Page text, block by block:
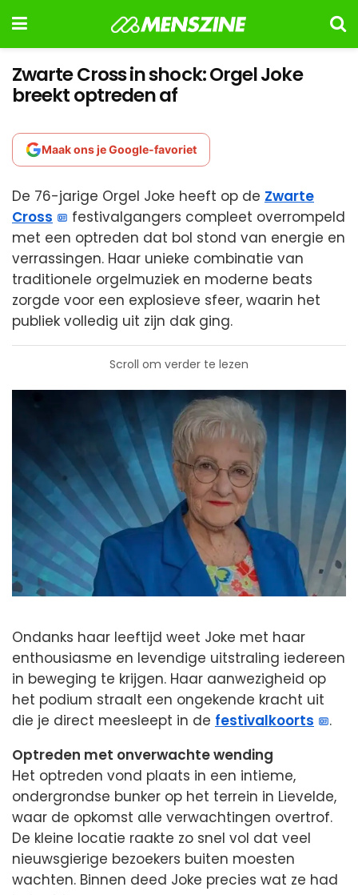
Zwarte Cross in shock: Orgel Joke
breekt optreden af
Maak ons je Google-favoriet
De 76-jarige Orgel Joke heeft op de Zwarte
Cross
festivalgangers compleet overrompeld
met een optreden dat bol stond van energie en
verrassingen. Haar unieke combinatie van
traditionele orgelmuziek en moderne beats
zorgde voor een explosieve sfeer, waarin het
publiek volledig uit zijn dak ging.
Scroll om verder te lezen
Ondanks haar leeftijd weet Joke met haar
enthousiasme en levendige uitstraling iedereen
in beweging te krijgen. Haar aanwezigheid op
het podium straalt een ongekende kracht uit
die je direct meesleept in de festivalkoorts
.
Optreden met onverwachte wending
Het optreden vond plaats in een intieme,
ondergrondse bunker op het terrein in Lievelde,
waar de opkomst alle verwachtingen overtrof.
De kleine locatie raakte zo snel vol dat veel
nieuwsgierige bezoekers buiten moesten
wachten. Binnen deed Joke precies wat ze had